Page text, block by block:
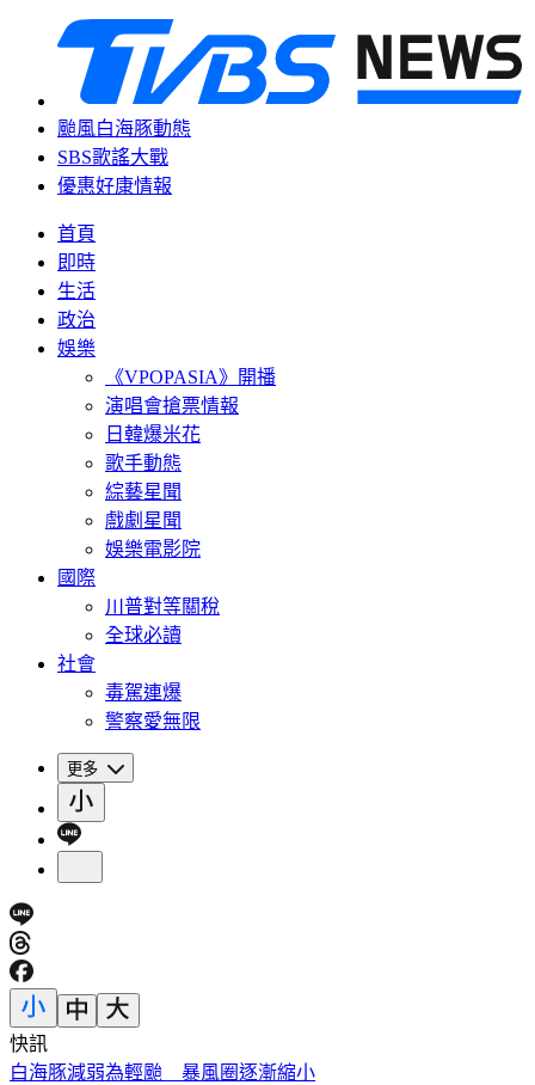
颱風白海豚動態
SBS歌謠大戰
優惠好康情報
首頁
即時
生活
政治
娛樂
《VPOPASIA》開播
演唱會搶票情報
日韓爆米花
歌手動態
綜藝星聞
戲劇星聞
娛樂電影院
國際
川普對等關稅
全球必讀
社會
毒駕連爆
警察愛無限
更多
快訊
駐歐外交官爆霸凌、徐佳青狂出國 他轟：政府官員風紀徹底